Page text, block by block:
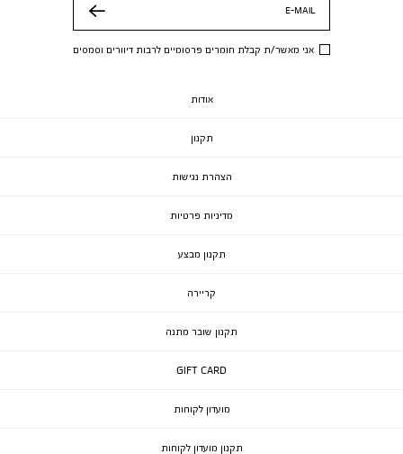
E-MAIL
אני מאשר/ת קבלת חומרים פרסומיים לרבות דיוורים וסמסים
אודות
תקנון
הצהרת נגישות
מדיניות פרטיות
תקנון מבצע
קריירה
תקנון שובר מתנה
GIFT CARD
מועדון לקוחות
תקנון מועדון לקוחות